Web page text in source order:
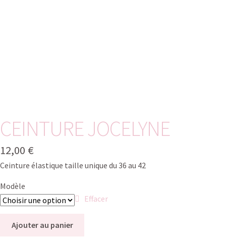
CEINTURE JOCELYNE
12,00 €
Ceinture élastique taille unique du 36 au 42
Modèle
Effacer
Ajouter au panier